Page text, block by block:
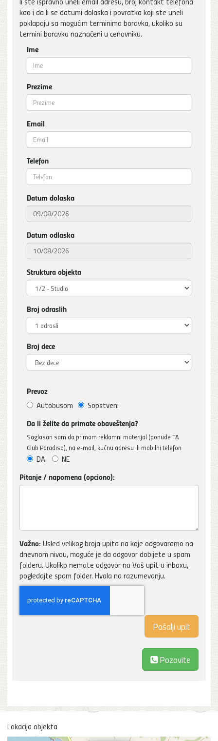
kao i da li se datumi dolaska i povratka koji ste uneli
poklapaju sa mogućim terminima boravka, ukoliko su
termini boravka naznačeni u cenovniku.
Ime
Prezime
Email
Telefon
Datum dolaska
Datum odlaska
Struktura objekta
Broj odraslih
Broj dece
Prevoz
Autobusom Sopstveni
Da li želite da primate obaveštenja?
Saglasan sam da primam reklamni materijal (ponude TA
Club Paradiso), na e-mail, kućnu adresu ili mobilni telefon
DA NE
Pitanje / napomena (opciono):
Važno: Usled velikog broja upita na koje odgovaramo na
dnevnom nivou, moguće je da odgovor dobijete u spam
folderu. Ukoliko nemate odgovor na Vaš upit u inboxu,
pogledajte spam folder. Hvala na razumevanju.
Pozovite
Lokacija objekta